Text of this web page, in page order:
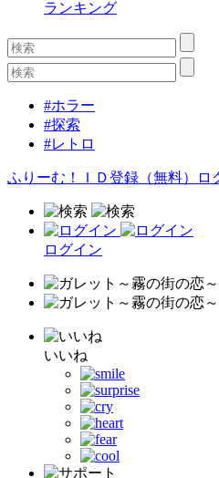
ランキング
#ホラー
#探索
#レトロ
ふりーむ！ＩＤ登録（無料） ロ
ログイン
いいね